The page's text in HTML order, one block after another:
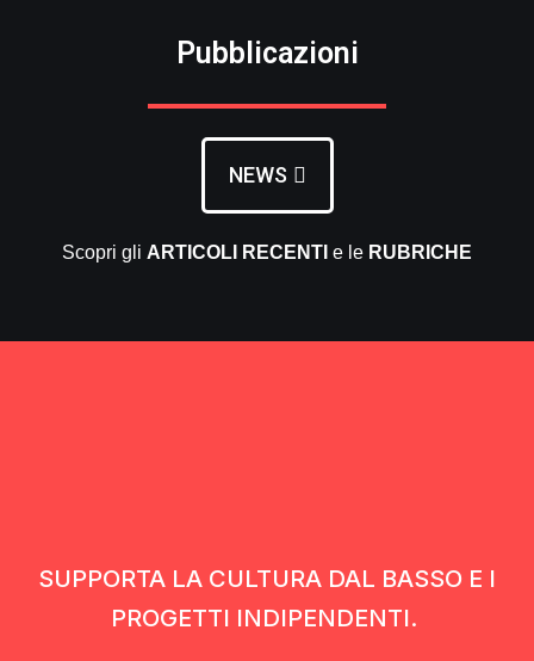
Pubblicazioni
NEWS
Scopri gli ARTICOLI RECENTI e le RUBRICHE
SUPPORTA LA CULTURA DAL BASSO E I
PROGETTI INDIPENDENTI.